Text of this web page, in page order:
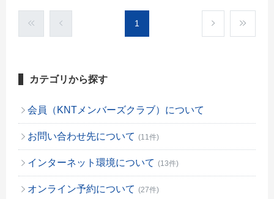
1
カテゴリから探す
会員（KNTメンバーズクラブ）について
お問い合わせ先について (11件)
インターネット環境について (13件)
オンライン予約について (27件)